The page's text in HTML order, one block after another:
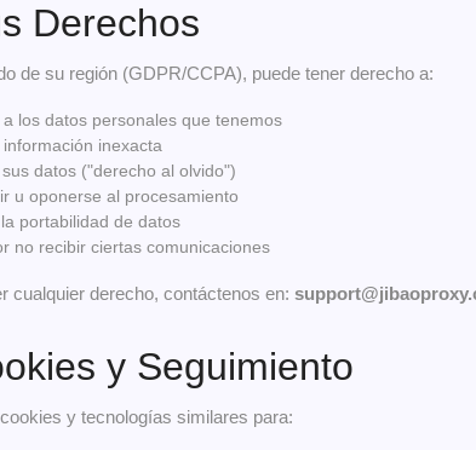
Derechos
de su región (GDPR/CCPA), puede tener derecho a:
los datos personales que tenemos
inexacta
datos ("derecho al olvido")
u oponerse al procesamiento
portabilidad de datos
no recibir ciertas comunicaciones
cualquier derecho, contáctenos en:
y Seguimiento
y tecnologías similares para: